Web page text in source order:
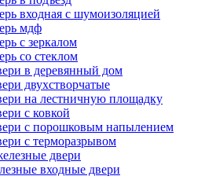
входная с шумоизоляцией
мдф
с зеркалом
со стеклом
в деревянный дом
двухстворчатые
на лестничную площадку
с ковкой
с порошковым напылением
с терморазрывом
двери
входные двери